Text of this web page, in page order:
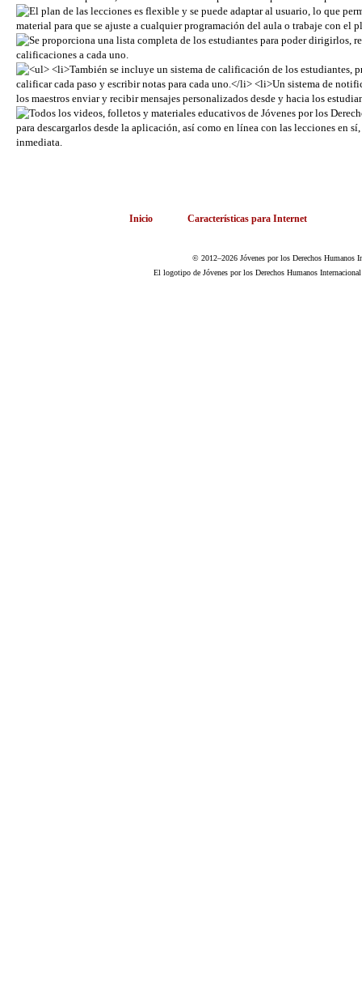
Inicio Características para Internet
© 2012–2026 Jóvenes por los Derechos Humanos
El logotipo de Jóvenes por los Derechos Humanos